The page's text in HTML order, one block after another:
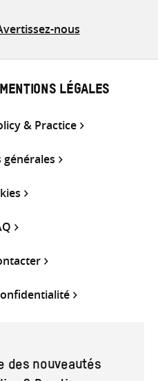
nous
LÉGALES
& Practice
des nouveautés